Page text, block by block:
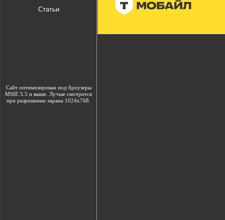
Статьи
Сайт оптимизирован под броузеры
MSIE 5.5 и выше. Лучше смотрится
при разрешении экрана 1024х768.